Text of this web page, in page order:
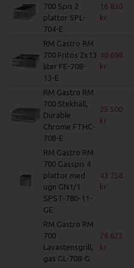
700 Spis 2
plattor SPL-
704-E
16 830
RM Gastro RM
700 Fritös 2x13
liter FE-708-
13-E
40 698
RM Gastro RM
700 Stekhäll,
Durable
Chrome FTHC-
708-E
25 500
RM Gastro RM
700 Gasspis 4
plattor med
ugn GN1/1
SPST-780-11-
GE
43 758
RM Gastro RM
700
Lavastensgrill,
gas GL-708-G
26 622